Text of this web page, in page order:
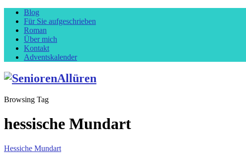
Blog
Für Sie aufgeschrieben
Roman
Über mich
Kontakt
Adventskalender
Browsing Tag
hessische Mundart
Hessiche Mundart